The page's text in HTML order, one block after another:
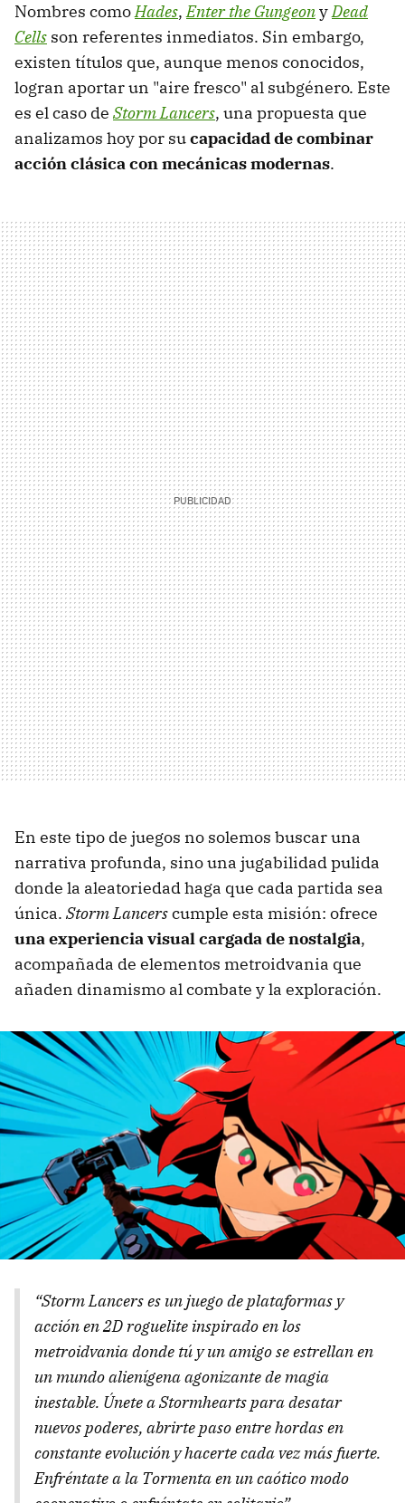
Nombres comoHades,Enter the GungeonyDead
Cells son referentes inmediatos. Sin embargo,
existen títulos que, aunque menos conocidos,
logran aportar un "aire fresco" al subgénero. Este
es el caso de Storm Lancers, una propuesta que
analizamos hoy por sucapacidadde combinar
acción clásica con mecánicas modernas.
En este tipo de juegos no solemos buscar una
narrativa profunda, sino una jugabilidad pulida
donde la aleatoriedad haga que cada partida sea
única. Storm Lancerscumple esta misión: ofrece
una experiencia visual cargada de nostalgia,
acompañada de elementos metroidvania que
añaden dinamismo al combate y la exploración.
“Storm Lancers es un juego de plataformas y
acción en 2D roguelite inspirado en los
metroidvania donde tú y un amigo se estrellan en
un mundo alienígena agonizante de magia
inestable. Únete a Stormhearts para desatar
nuevos poderes, abrirte paso entre hordas en
constante evolución y hacerte cada vez más fuerte.
Enfréntate a la Tormenta en un caótico modo